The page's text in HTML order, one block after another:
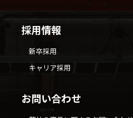
採用情報
新卒採用
キャリア採用
お問い合わせ